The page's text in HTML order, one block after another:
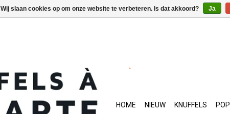
HOME NIEUW KNUFFELS
Wij slaan cookies op om onze website te verbeteren. Is dat akkoord? Ja